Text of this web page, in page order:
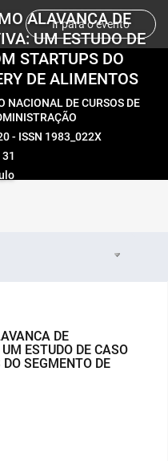
Ir para o evento
ALAVANCA DE
UM ESTUDO DE
STARTUPS DO
DE ALIMENTOS
DE CURSOS DE
- ISSN 1983_022X
DE
ESTUDO DE CASO
SEGMENTO DE